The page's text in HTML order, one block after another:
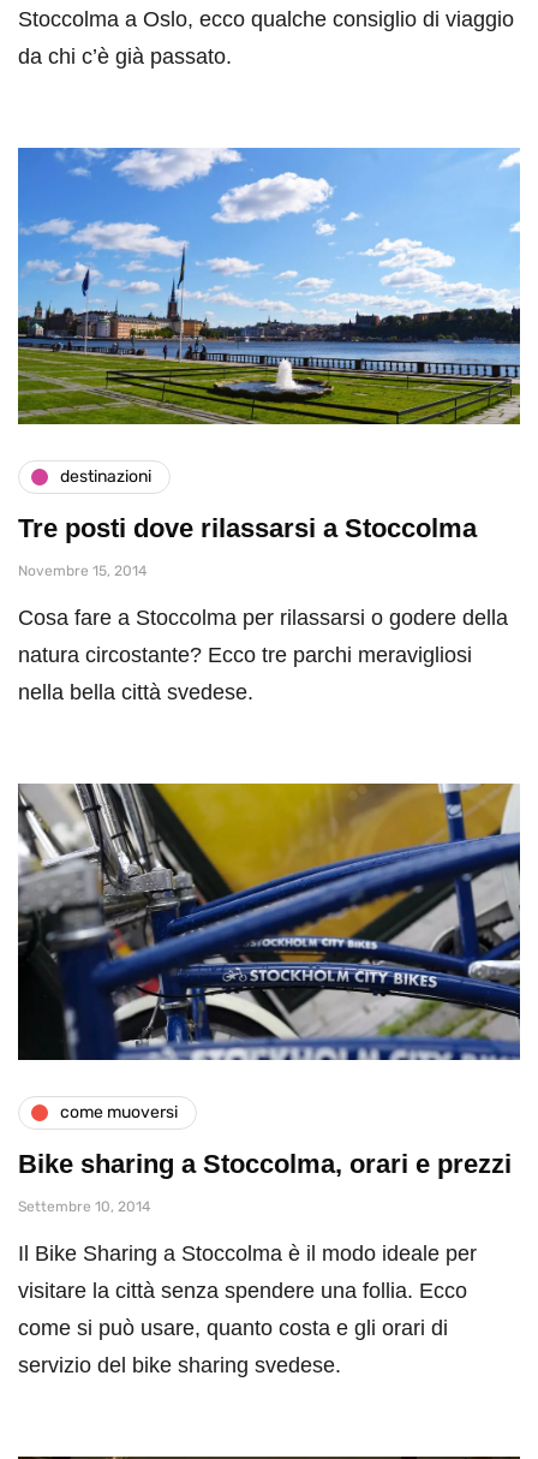
Stoccolma a Oslo, ecco qualche consiglio di viaggio
da chi c’è già passato.
destinazioni
Tre posti dove rilassarsi a Stoccolma
Novembre 15, 2014
Cosa fare a Stoccolma per rilassarsi o godere della
natura circostante? Ecco tre parchi meravigliosi
nella bella città svedese.
come muoversi
Bike sharing a Stoccolma, orari e prezzi
Settembre 10, 2014
Il Bike Sharing a Stoccolma è il modo ideale per
visitare la città senza spendere una follia. Ecco
come si può usare, quanto costa e gli orari di
servizio del bike sharing svedese.